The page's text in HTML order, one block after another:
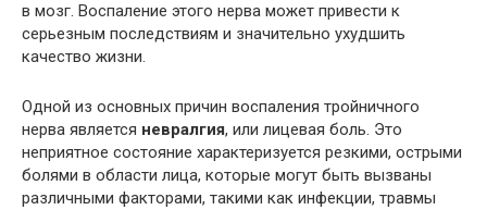
в мозг. Воспаление этого нерва может привести к
серьезным последствиям и значительно ухудшить
качество жизни.
Одной из основных причин воспаления тройничного
нерва является невралгия, или лицевая боль. Это
неприятное состояние характеризуется резкими, острыми
болями в области лица, которые могут быть вызваны
различными факторами, такими как инфекции, травмы